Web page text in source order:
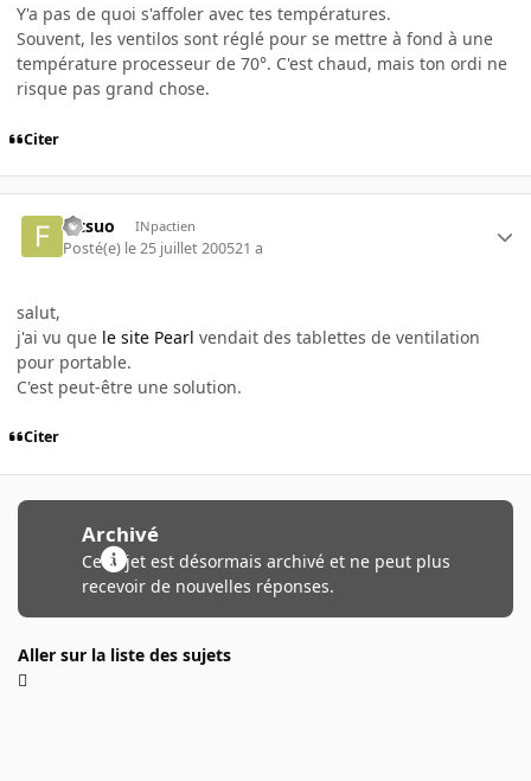
Y'a pas de quoi s'affoler avec tes températures.
Souvent, les ventilos sont réglé pour se mettre à fond à une
température processeur de 70°. C'est chaud, mais ton ordi ne
risque pas grand chose.
Citer
fatsuo INpactien
Posté(e) le 25 juillet 200521 a
salut,
j'ai vu que le site Pearl vendait des tablettes de ventilation
pour portable.
C'est peut-être une solution.
Citer
Archivé
Ce sujet est désormais archivé et ne peut plus
recevoir de nouvelles réponses.
Aller sur la liste des sujets